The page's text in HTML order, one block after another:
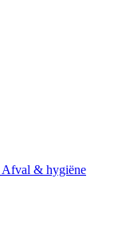
Afval & hygiëne